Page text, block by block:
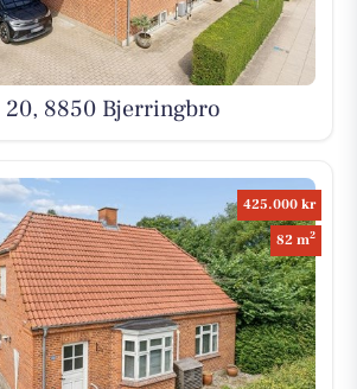
8850 Bjerringbro
425.000 kr
82 m2